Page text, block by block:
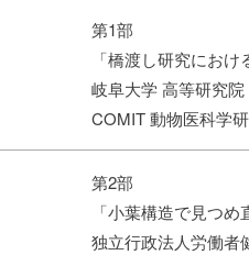
第1部
「橋渡し研究にお
岐阜大学 高等研究
COMIT 動物医科学
第2部
「小葉構造で見つ
独立行政法人労働者